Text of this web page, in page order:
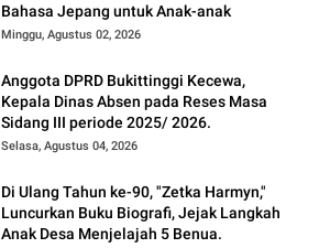
Bahasa Jepang untuk Anak-anak
Minggu, Agustus 02, 2026
Anggota DPRD Bukittinggi Kecewa,
Kepala Dinas Absen pada Reses Masa
Sidang III periode 2025/ 2026.
Selasa, Agustus 04, 2026
Di Ulang Tahun ke-90, "Zetka Harmyn,"
Luncurkan Buku Biografi, Jejak Langkah
Anak Desa Menjelajah 5 Benua.